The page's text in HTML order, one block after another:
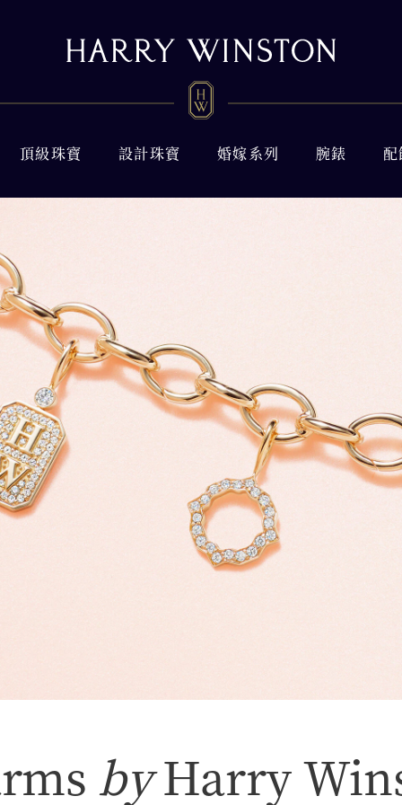
頂級珠寶 設計珠寶 婚嫁系列 腕錶
byHarry